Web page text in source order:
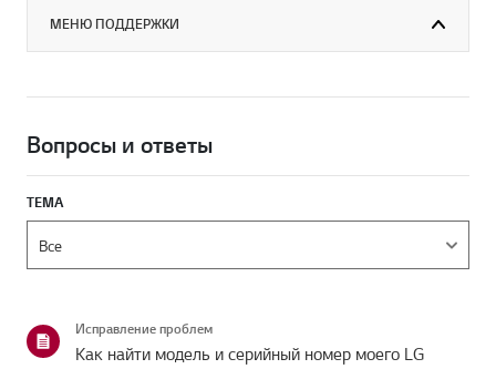
МЕНЮ ПОДДЕРЖКИ
Вопросы и ответы
ТЕМА
Исправление проблем
Как найти модель и серийный номер моего LG